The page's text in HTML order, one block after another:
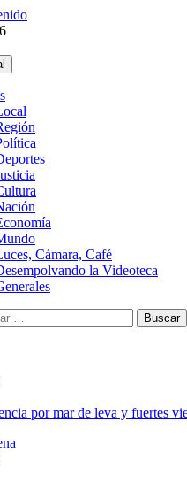
Cámara, Café
la Videoteca
por mar de leva y fuertes